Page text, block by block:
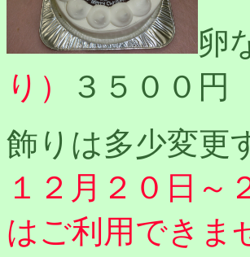
卵
り）
３５００円
飾りは多少変更
１２月２０日～
はご利用できま